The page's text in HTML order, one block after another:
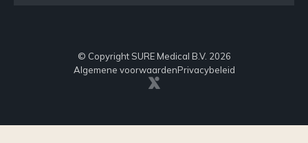
© Copyright SURE Medical B.V. 2026
Algemene voorwaardenPrivacybeleid